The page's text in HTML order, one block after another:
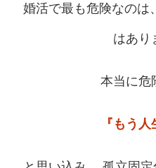
婚活で最も危険なのは
はあり
本当に危
『もう人